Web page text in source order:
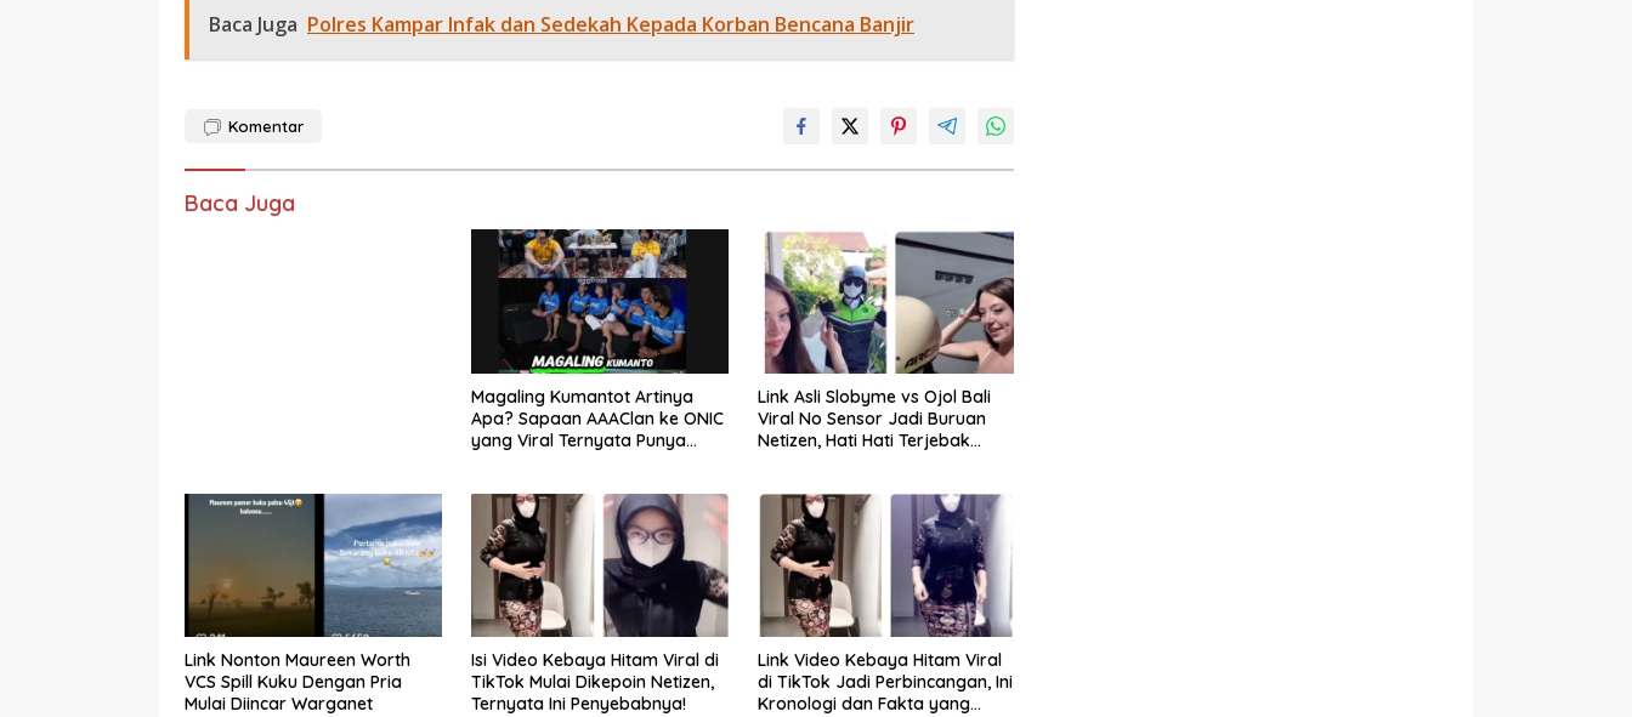
Baca Juga Polres Kampar Infak dan Sedekah Kepada Korban Bencana Banjir
Komentar
Baca Juga
Magaling Kumantot Artinya
Apa? Sapaan AAAClan ke ONIC
yang Viral Ternyata Punya
Link Asli Slobyme vs Ojol Bali
Viral No Sensor Jadi Buruan
Netizen, Hati Hati Terjebak
Link Nonton Maureen Worth
VCS Spill Kuku Dengan Pria
Mulai Diincar Warganet
Isi Video Kebaya Hitam Viral di
TikTok Mulai Dikepoin Netizen,
Ternyata Ini Penyebabnya!
Link Video Kebaya Hitam Viral
di TikTok Jadi Perbincangan, Ini
Kronologi dan Fakta yang